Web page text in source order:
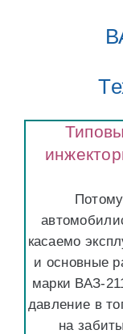
касаемо
и основные
марки ВАЗ-
давление в
на